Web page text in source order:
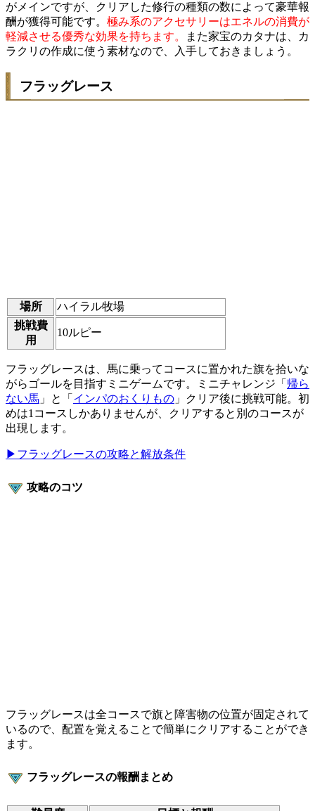
がメインですが、クリアした修行の種類の数によって豪華報
酬が獲得可能です。 極み系のアクセサリーはエネルの消費が
軽減させる優秀な効果を持ちます。
また家宝のカタナは、カ
ラクリの作成に使う素材なので、入手しておきましょう。
フラッグレース
場所
ハイラル牧場
挑戦費
用
10ルピー
フラッグレースは、馬に乗ってコースに置かれた旗を拾いな
がらゴールを目指すミニゲームです。ミニチャレンジ「 帰ら
ない馬 」と「 インパのおくりもの 」クリア後に挑戦可能。初
めは1コースしかありませんが、クリアすると別のコースが
出現します。
▶フラッグレースの攻略と解放条件
攻略のコツ
フラッグレースは全コースで旗と障害物の位置が固定されて
いるので、配置を覚えることで簡単にクリアすることができ
ます。
フラッグレースの報酬まとめ